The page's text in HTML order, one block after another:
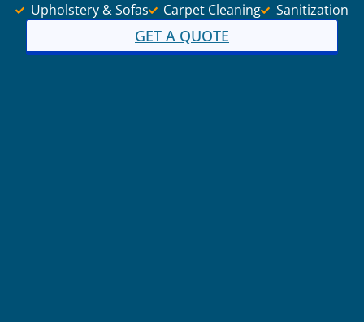
Upholstery & Sofas Carpet Cleaning Sanitization
GET A QUOTE